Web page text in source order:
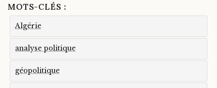
MOTS-CLÉS :
Algérie
analyse politique
géopolitique